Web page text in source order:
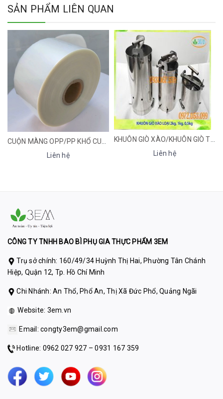
SẢN PHẨM LIÊN QUAN
Liên hệ
MÁY XAY GIÒ CHẢ 10KG
Liên hệ
CÔNG TY TNHH BAO BÌ PHỤ GIA THỰC PHẨM 3EM
Trụ sở chính: 160/49/34 Huỳnh Thị Hai, Phường Tân Chánh
Hiệp, Quận 12, Tp. Hồ Chí Minh
Chi Nhánh: An Thổ, Phổ An, Thị Xã Đức Phổ, Quảng Ngãi
Website: 3em.vn
Email: congty3em@gmail.com
Hotline: 0962 027 927 – 0931 167 359